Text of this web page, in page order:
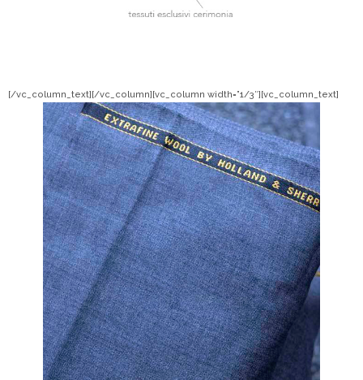
[/vc_column_text][/vc_column][vc_column width=”1/3″][vc_column_text]